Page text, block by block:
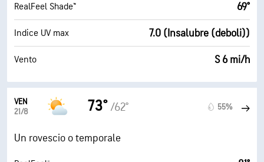
RealFeel Shade™ 69°
Indice UV max 7.0 (Insalubre (deboli))
Vento S 6 mi/h
VEN
21/8
73° /62° 55%
Un rovescio o temporale